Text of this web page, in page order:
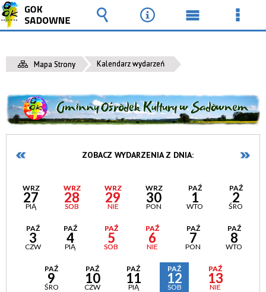
Mapa Strony Kalendarz wydarzeń
ZOBACZ WYDARZENIA Z DNIA:
WRZ
27
PIĄ
WRZ
28
SOB
WRZ
29
NIE
WRZ
30
PON
PAŹ
1
WTO
PAŹ
2
ŚRO
PAŹ
3
CZW
PAŹ
4
PIĄ
PAŹ
5
SOB
PAŹ
6
NIE
PAŹ
7
PON
PAŹ
8
WTO
PAŹ
9
ŚRO
PAŹ
10
CZW
PAŹ
11
PIĄ
PAŹ
12
SOB
PAŹ
13
NIE
Wyszukiwarka
Narzędzia
Menu